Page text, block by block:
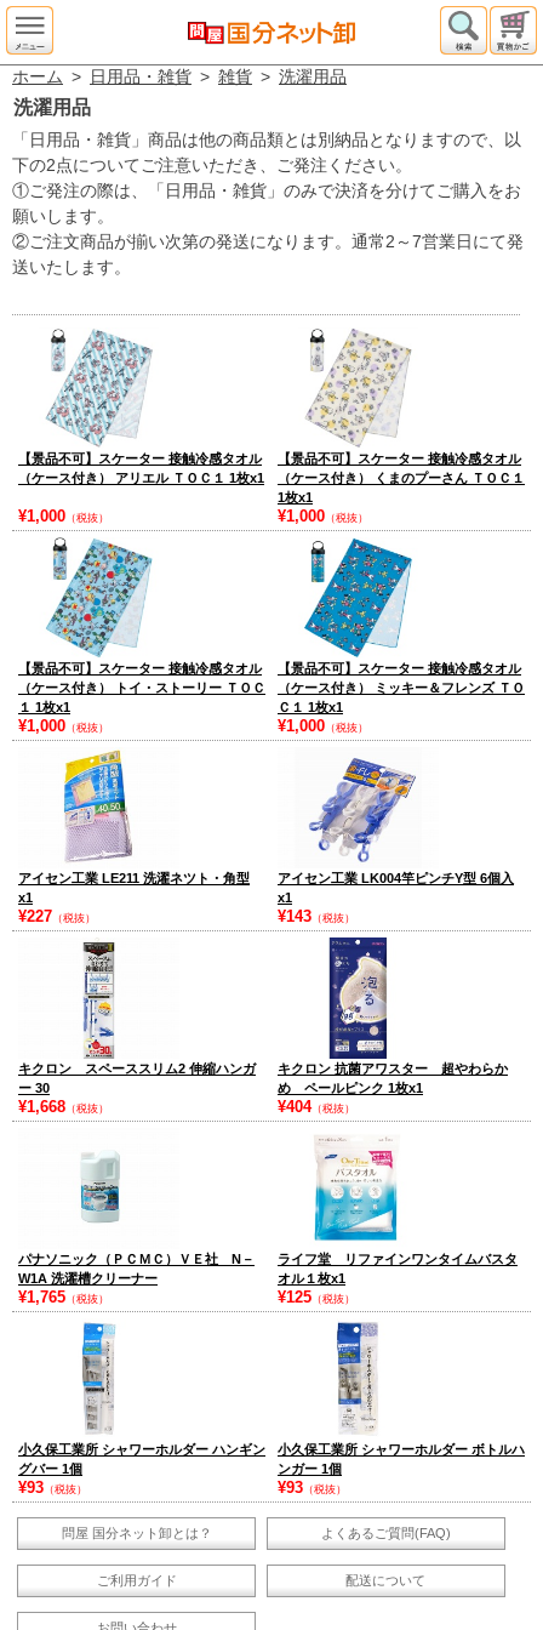
ホーム > 日用品・雑貨 > 雑貨 > 洗濯用品
洗濯用品
「日用品・雑貨」商品は他の商品類とは別納品となりますので、以
下の2点についてご注意いただき、ご発注ください。
①ご発注の際は、「日用品・雑貨」のみで決済を分けてご購入をお
願いします。
②ご注文商品が揃い次第の発送になります。通常2～7営業日にて発
送いたします。
【景品不可】スケーター 接触冷感タオル
（ケース付き） アリエル ＴＯＣ１ 1枚x1
¥1,000 （税抜）
【景品不可】スケーター 接触冷感タオル
（ケース付き） くまのプーさん ＴＯＣ１
1枚x1
¥1,000 （税抜）
【景品不可】スケーター 接触冷感タオル
（ケース付き） トイ・ストーリー ＴＯＣ
１ 1枚x1
¥1,000 （税抜）
【景品不可】スケーター 接触冷感タオル
（ケース付き） ミッキー＆フレンズ ＴＯ
Ｃ１ 1枚x1
¥1,000 （税抜）
アイセン工業 LE211 洗濯ネツト・角型
x1
¥227 （税抜）
アイセン工業 LK004竿ピンチY型 6個入
x1
¥143 （税抜）
キクロン スペーススリム2 伸縮ハンガ
ー 30
¥1,668 （税抜）
キクロン 抗菌アワスター 超やわらか
め ペールピンク 1枚x1
¥404（税抜）
パナソニック（ＰＣＭＣ）ＶＥ社 N－
W1A 洗濯槽クリーナー
¥1,765 （税抜）
ライフ堂 リファインワンタイムバスタ
オル１枚x1
¥125 （税抜）
小久保工業所 シャワーホルダー ハンギン
グバー 1個
¥93 （税抜）
小久保工業所 シャワーホルダー ボトルハ
ンガー 1個
¥93 （税抜）
問屋 国分ネット卸とは？ よくあるご質問(FAQ)
ご利用ガイド 配送について